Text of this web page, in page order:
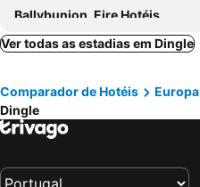
Ballybunion, Eire Hotéis
Listowel, Eire Hotéis
Tarbert, Eire Hotéis
Schull, Eire Hotéis
Spanish Point, Eire Hotéis
Limerick City, Eire Hotéis
Ver todas as estadias em Dingle
Comparador de Hotéis Europa
Dingle